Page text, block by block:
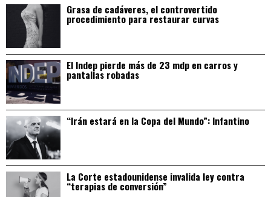
Grasa de cadáveres, el controvertido
procedimiento para restaurar curvas
El Indep pierde más de 23 mdp en carros y
pantallas robadas
“Irán estará en la Copa del Mundo”: Infantino
La Corte estadounidense invalida ley contra
“terapias de conversión”